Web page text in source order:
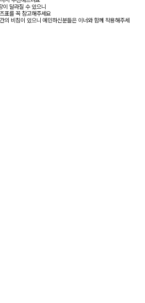
이 달라질 수 있으니
표를 꼭 참고해주세요
의 비침이 있으니 예민하신분들은 이너와 함께 착용해주세